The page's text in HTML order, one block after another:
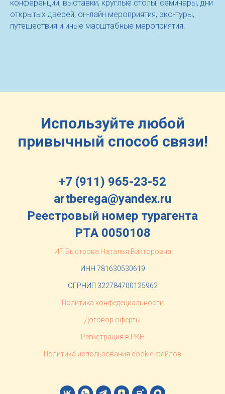
конференции, выставки, круглые столы, семинары, дни
открытых дверей, он-лайн мероприятия, эко-туры,
путешествия и иные масштабные мероприятия.
Используйте любой
привычный способ связи!
+7 (911) 965-23-52
artberega@yandex.ru
Реестровый номер турагента
РТА 0050108
ИП Быстрова Наталья Викторовна
ИНН 781630530619
ОГРНИП 322784700125962
Политика конфедециальности
Договор оферты
Регистрация в РКН
Политика использования cookie-файлов